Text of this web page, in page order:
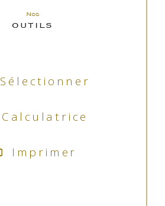
Nos
OUTILS
Sélectionner
Calculatrice
Imprimer